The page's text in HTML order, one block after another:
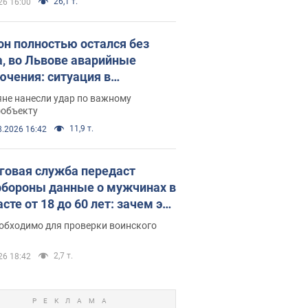
16:00
полностью остался без
во Львове аварийные
ситуация в
6 августа
нанесли удар по важному
16:42 11,9 т.
служба передаст
данные о мужчинах в
от 18 до 60 лет: зачем это
для проверки воинского
18:42 2,7 т.